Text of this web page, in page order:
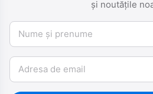
și noutățile
Nume și prenume
Email